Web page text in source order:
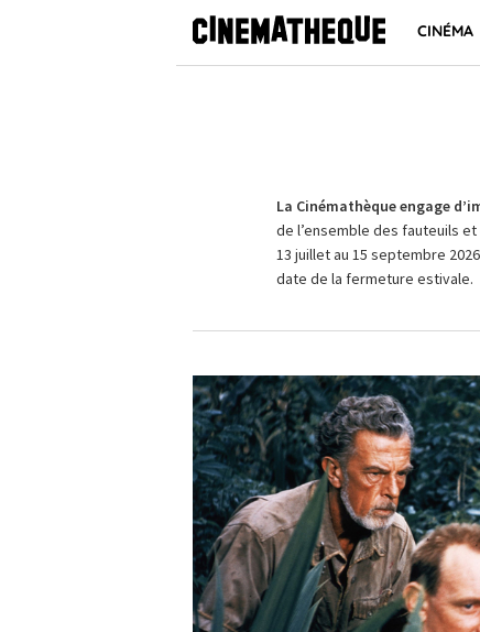
CINÉMA
La Cinémathèque engage
de l’ensemble des fauteuils
13 juillet au 15 septembre
date de la fermeture estivale.